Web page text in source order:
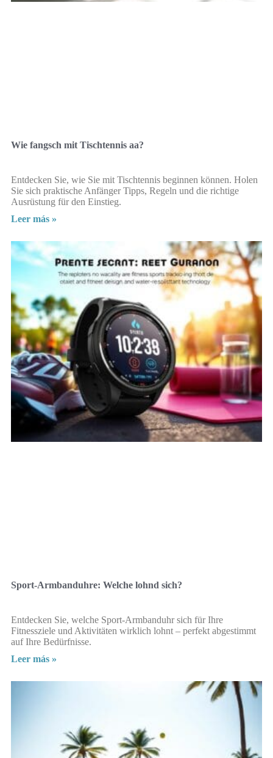
Wie fangsch mit Tischtennis aa?
Entdecken Sie, wie Sie mit Tischtennis beginnen können. Holen
Sie sich praktische Anfänger Tipps, Regeln und die richtige
Ausrüstung für den Einstieg.
Leer más »
Sport-Armbanduhre: Welche lohnd sich?
Entdecken Sie, welche Sport-Armbanduhr sich für Ihre
Fitnessziele und Aktivitäten wirklich lohnt – perfekt abgestimmt
auf Ihre Bedürfnisse.
Leer más »